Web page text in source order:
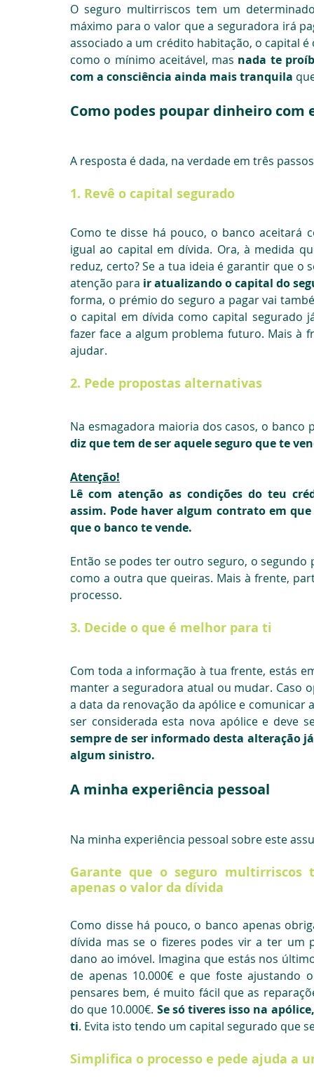
O seguro multirriscos tem um
máximo para o valor que a seguradora irá
associado a um crédito habitação, o capital
como o mínimo aceitável, mas nada te
com a consciência ainda mais tranquila
Como podes poupar dinheiro com
A resposta é dada, na verdade em três
1. Revê o capital segurado
Como te disse há pouco, o banco aceitará
igual ao capital em dívida. Ora, à medida
reduz, certo? Se a tua ideia é garantir que
atenção para ir atualizando o capital do
forma, o prémio do seguro a pagar vai
o capital em dívida como capital segurado
fazer face a algum problema futuro. Mais
ajudar.
2. Pede propostas alternativas
Na esmagadora maioria dos casos, o banco
diz que tem de ser aquele seguro que te
Atenção!
Lê com atenção as condições do teu
assim. Pode haver algum contrato em
que o banco te vende.
Então se podes ter outro seguro, o
como a outra que queiras. Mais à frente,
processo.
3. Decide o que é melhor para ti
Com toda a informação à tua frente, estás
manter a seguradora atual ou mudar. Caso
a data da renovação da apólice e
ser considerada esta nova apólice e deve
sempre de ser informado desta alteração
algum sinistro.
A minha experiência pessoal
Na minha experiência pessoal sobre este
Garante que o seguro
apenas o valor da dívida
Como disse há pouco, o banco apenas
dívida mas se o fizeres podes vir a ter um
dano ao imóvel. Imagina que estás nos
de apenas 10.000€ e que foste ajustando
pensares bem, é muito fácil que as
do que 10.000€. Se só tiveres isso na
ti. Evita isto tendo um capital segurado que
Simplifica o processo e pede ajuda a